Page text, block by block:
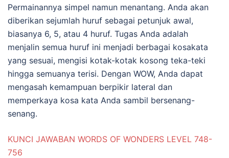
Permainannya simpel namun menantang. Anda akan
diberikan sejumlah huruf sebagai petunjuk awal,
biasanya 6, 5, atau 4 huruf. Tugas Anda adalah
menjalin semua huruf ini menjadi berbagai kosakata
yang sesuai, mengisi kotak-kotak kosong teka-teki
hingga semuanya terisi. Dengan WOW, Anda dapat
mengasah kemampuan berpikir lateral dan
memperkaya kosa kata Anda sambil bersenang-
senang.
KUNCI JAWABAN WORDS OF WONDERS LEVEL 748-
756